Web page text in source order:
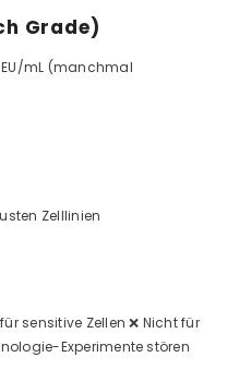
Grade)
EU/mL (manchmal
Zelllinien
sensitive Zellen ❌ Nicht für
Experimente stören